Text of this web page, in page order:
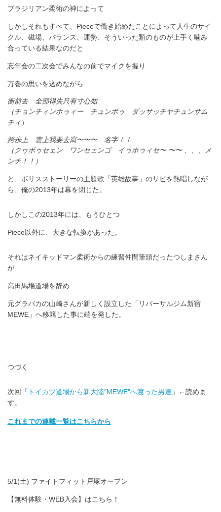
ブラジリアン柔術の神によって
しかしそれもすべて、Pieceで働き始めたことによって人生のサイ
クル、磁場、バランス、運勢、そういった類のものが上手く噛み
合っている結果なのだと
忘年会の二次会でみんなの前でマイクを握り
万巻の思いを込めながら
衝前去　全部得失只有寸心知
（チョンチィンホゥィー チュンボゥ ダッサッチヤチュンサム
チィ）
跨歩上　雲上我要去寫〜〜〜　名字！！
（クヮボゥセェン ワンセェンゴ イゥホゥィセ〜 〜〜 、、、メ
ンチ！！）
と、ポリスストーリーの主題歌「英雄故事」のサビを熱唱しなが
ら、俺の2013年は幕を閉じた。
しかしこの2013年には、もうひとつ
Piece以外に、大きな転換があった。
それはネイキッドマン柔術からの練習仲間筆頭だったつしまさん
が
高田馬場道場を辞め
元グラバカの山崎さんが新しく設立した「リバーサルジム新宿
MEWE」へ移籍した事に端を発した。
つづく
次回「 トイカツ道場から新大陸″MEWE″へ渡った男達 」←読めま
す。
これまでの連載一覧はこちらから
5/1(土) ファイトフィット戸塚オープン
【無料体験・WEB入会】はこちら！